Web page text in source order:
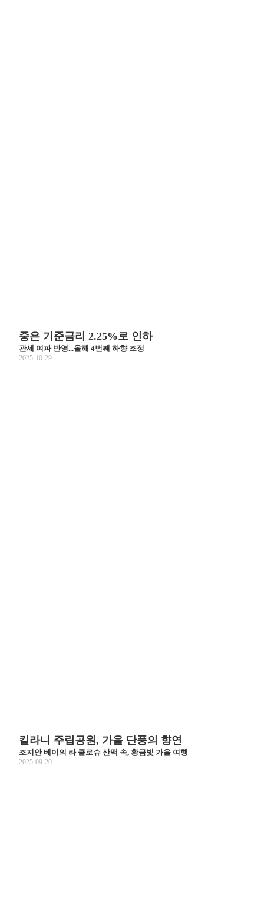
중은 기준금리 2.25%로 인하
관세 여파 반영...올해 4번째 하향 조정
2025-10-29
킬라니 주립공원, 가을 단풍의 향연
조지안 베이의 라 클로슈 산맥 속, 황금빛 가을 여행
2025-09-20